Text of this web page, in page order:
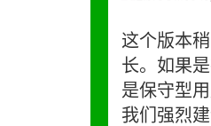
这个版本
长。如果
是保守型
我们强烈